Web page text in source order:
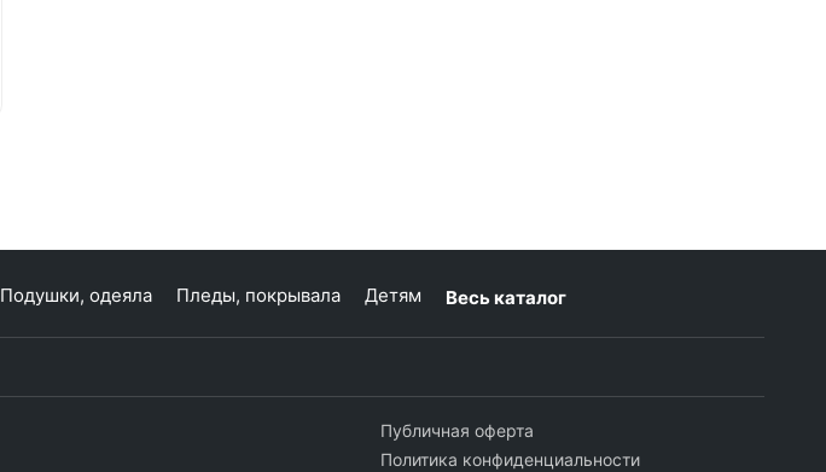
Подушки, одеяла Пледы, покрывала Детям Весь каталог
Публичная оферта
Политика конфиденциальности